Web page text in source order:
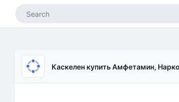
Каскелен купить Амфетамин,